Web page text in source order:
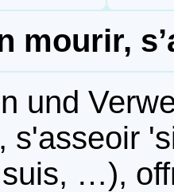
mourir,
und
…),